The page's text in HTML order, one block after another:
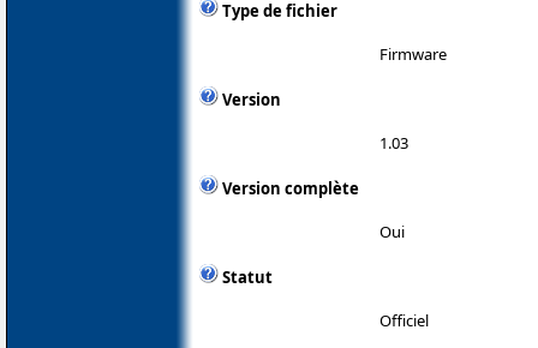
Type de fichier
Firmware
Version
1.03
Version complète
Oui
Statut
Officiel